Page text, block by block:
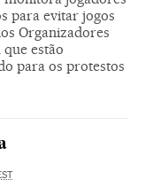
para evitar jogos
Organizadores
estão
para os protestos